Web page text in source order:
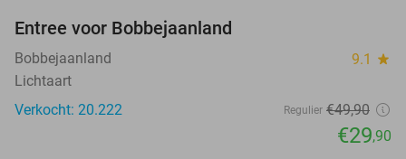
Entree voor Bobbejaanland
Bobbejaanland 9.1 star
Lichtaart
Verkocht: 20.222
Regulier €49,90
€29,90